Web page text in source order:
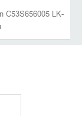
C53S656005 LK-